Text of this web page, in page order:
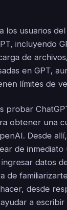
los usuarios
incluyendo
de
en GPT,
límites de
probar
obtener una
Desde
de inmediato
datos
de
desde
a